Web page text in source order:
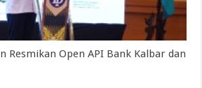
Resmikan Open API Bank Kalbar dan